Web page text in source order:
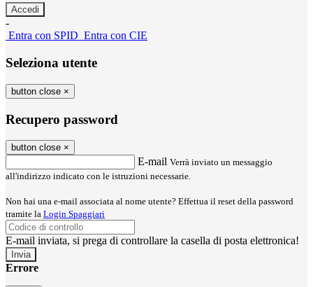
-
Entra con SPID Entra con CIE
Seleziona utente
button close ×
Recupero password
button close ×
E-mail Verrà inviato un messaggio
all'indirizzo indicato con le istruzioni necessarie.
Non hai una e-mail associata al nome utente? Effettua il reset della password
tramite la Login Spaggiari
E-mail inviata, si prega di controllare la casella di posta elettronica!
Errore